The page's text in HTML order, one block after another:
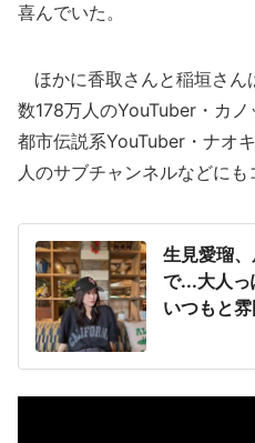
喜んでいた。
ほかに香取さんと稲垣さん
数178万人のYouTuber・カノ
都市伝説系YouTuber・ナオ
人のサブチャンネルなどにも
生見愛瑠
で...大人っ
いつもと